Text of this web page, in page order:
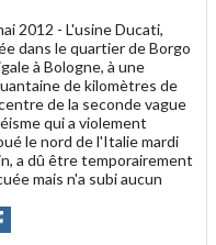
2012 - L'usine Ducati,
dans le quartier de Borgo
à Bologne, à une
de kilomètres de
de la seconde vague
qui a violement
le nord de l'Italie mardi
a dû être temporairement
mais n'a subi aucun